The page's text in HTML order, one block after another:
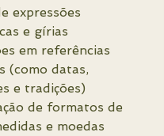
expressões
e gírias
em referências
(como datas,
e tradições)
de formatos de
e moedas